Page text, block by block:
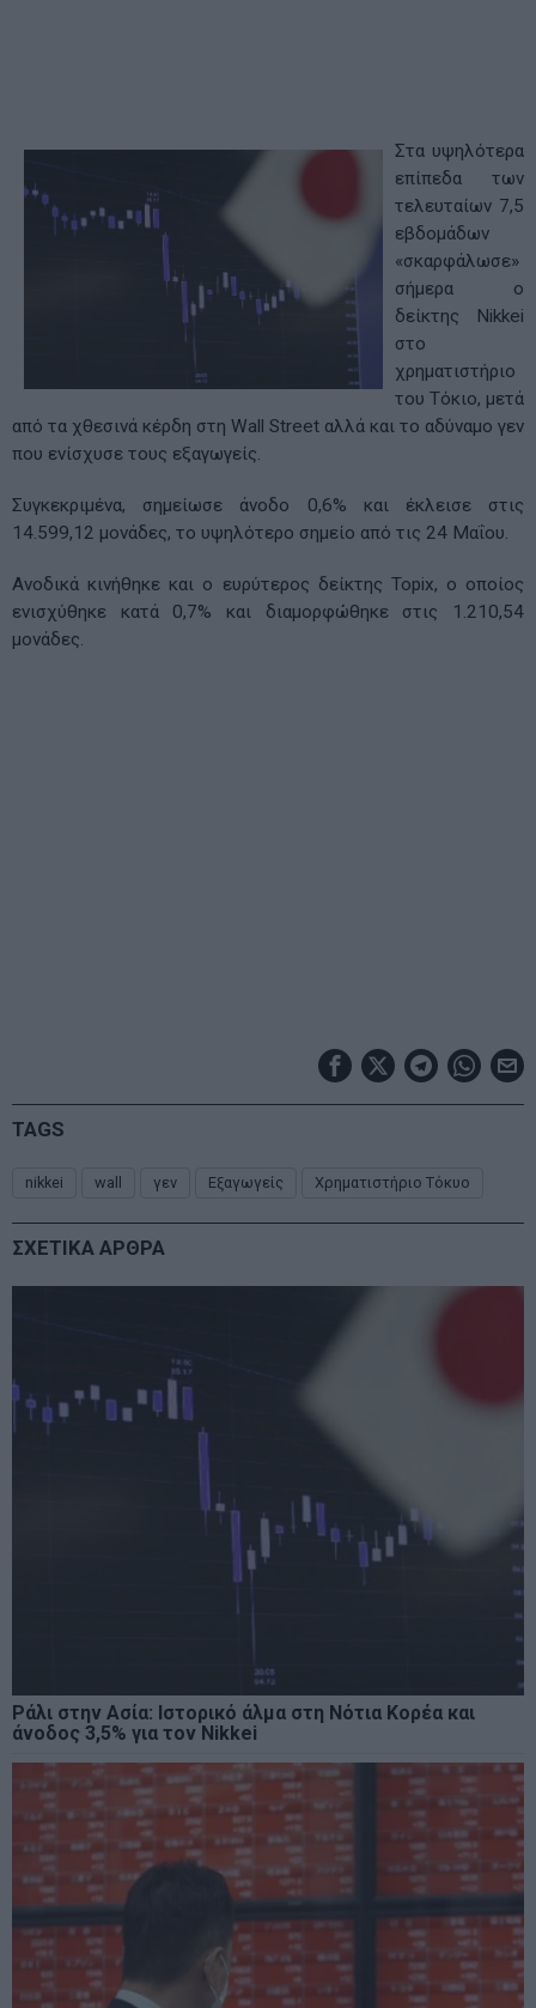
Στα υψηλότερα
επίπεδα των
τελευταίων 7,5
εβδομάδων
«σκαρφάλωσε»
σήμερα ο
δείκτης Nikkei
στο
χρηματιστήριο
του Τόκιο, μετά
από τα χθεσινά κέρδη στη Wall Street αλλά και το αδύναμο γεν
που ενίσχυσε τους εξαγωγείς.
Συγκεκριμένα, σημείωσε άνοδο 0,6% και έκλεισε στις
14.599,12 μονάδες, το υψηλότερο σημείο από τις 24 Μαΐου.
Ανοδικά κινήθηκε και ο ευρύτερος δείκτης Topix, ο οποίος
ενισχύθηκε κατά 0,7% και διαμορφώθηκε στις 1.210,54
μονάδες.
TAGS
nikkei wall γεν Εξαγωγείς Χρηματιστήριο Τόκυο
ΣΧΕΤΙΚΑ ΑΡΘΡΑ
Ράλι στην Ασία: Ιστορικό άλμα στη Νότια Κορέα και
άνοδος 3,5% για τον Nikkei